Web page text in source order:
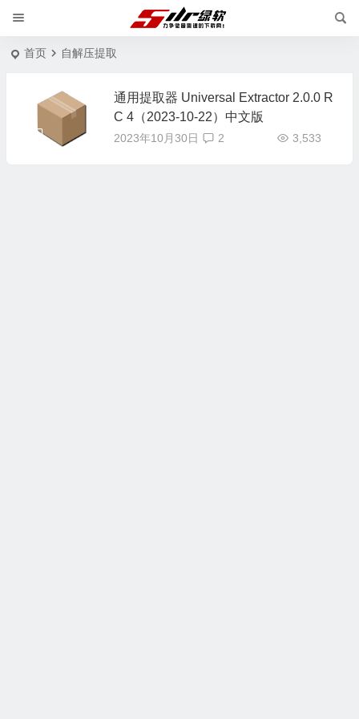
首页 自解压提取
通用提取器 Universal Extractor 2.0.0 R
C 4（2023-10-22）中文版
2023年10月30日 3,533
2